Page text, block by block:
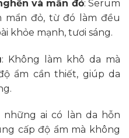
và mẩn đỏ: Serum
mẩn đỏ, từ đó làm đều
khỏe mạnh, tươi sáng.
: Không làm khô da mà
ẩm cần thiết, giúp da
ai có làn da hỗn
cấp độ ẩm mà không